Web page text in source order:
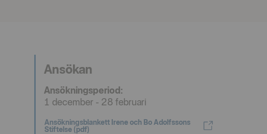
Ansökan
Ansökningsperiod:
1 december - 28 februari
Ansökningsblankett Irene och Bo Adolfssons
Stiftelse (pdf)
Öppnas i nytt fönster